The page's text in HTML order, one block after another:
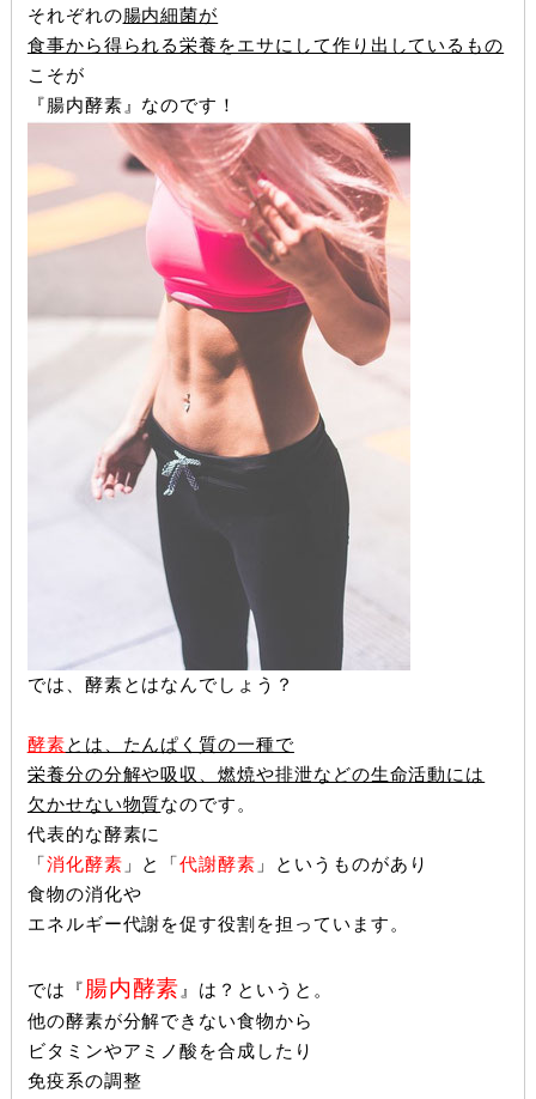
それぞれの腸内細菌が
食事から得られる栄養をエサにして作り出しているもの
こそが
『腸内酵素』なのです！
では、酵素とはなんでしょう？
酵素とは、たんぱく質の一種で
栄養分の分解や吸収、燃焼や排泄などの生命活動には
欠かせない物質なのです。
代表的な酵素に
「 消化酵素 」と「代謝酵素 」というものがあり
食物の消化や
エネルギー代謝を促す役割を担っています。
では『 腸内酵素 』は？というと。
他の酵素が分解できない食物から
ビタミンやアミノ酸を合成したり
免疫系の調整